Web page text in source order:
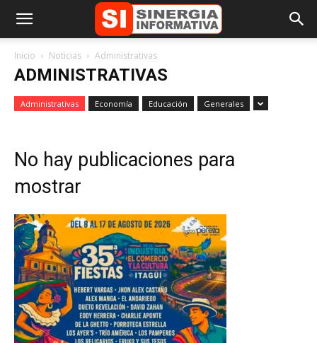
Inicio Noticias Administrativas
ADMINISTRATIVAS
Administrativas Economía Educación Generales
No hay publicaciones para
mostrar